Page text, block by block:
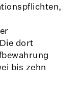
dort
bis zehn